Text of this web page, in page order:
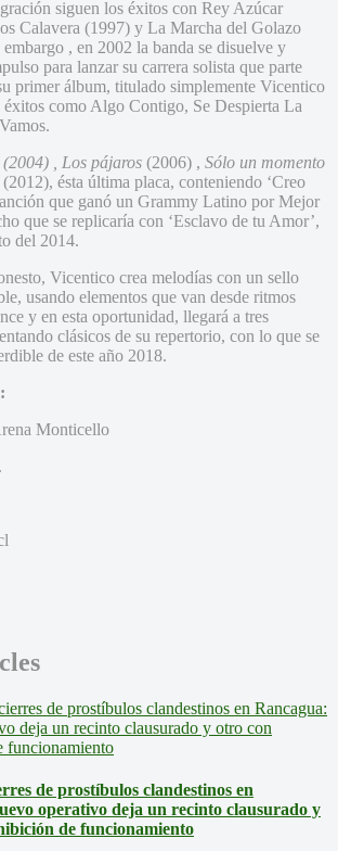
siguen los éxitos con Rey Azúcar
Calavera (1997) y La Marcha del Golazo
, en 2002 la banda se disuelve y
para lanzar su carrera solista que parte
primer álbum, titulado simplemente Vicentico
éxitos como Algo Contigo, Se Despierta La
, Los pájaros (2006) , Sólo un momento
(2012), ésta última placa, conteniendo ‘Creo
que ganó un Grammy Latino por Mejor
que se replicaría con ‘Esclavo de tu Amor’,
del 2014.
Vicentico crea melodías con un sello
usando elementos que van desde ritmos
y en esta oportunidad, llegará a tres
clásicos de su repertorio, con lo que se
de este año 2018.
Monticello
de prostíbulos clandestinos en
operativo deja un recinto clausurado y
de funcionamiento